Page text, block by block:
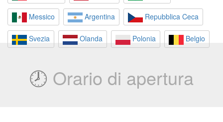
Messico Argentina Repubblica Ceca
Svezia Olanda Polonia Belgio
🕗 Orario di apertura